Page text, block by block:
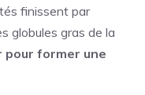
finissent par
globules gras de la
pour former une